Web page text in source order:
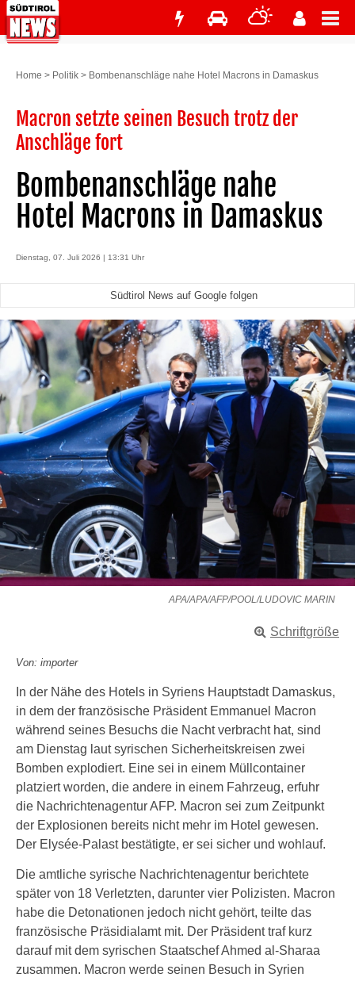
Home > Politik > Bombenanschläge nahe Hotel Macrons in Damaskus
Macron setzte seinen Besuch trotz der
Anschläge fort
Bombenanschläge nahe
Hotel Macrons in Damaskus
Dienstag, 07. Juli 2026 | 13:31 Uhr
Südtirol News auf Google folgen
APA/APA/AFP/POOL/LUDOVIC MARIN
Schriftgröße
Von: importer
In der Nähe des Hotels in Syriens Hauptstadt Damaskus,
in dem der französische Präsident Emmanuel Macron
während seines Besuchs die Nacht verbracht hat, sind
am Dienstag laut syrischen Sicherheitskreisen zwei
Bomben explodiert. Eine sei in einem Müllcontainer
platziert worden, die andere in einem Fahrzeug, erfuhr
die Nachrichtenagentur AFP. Macron sei zum Zeitpunkt
der Explosionen bereits nicht mehr im Hotel gewesen.
Der Elysée-Palast bestätigte, er sei sicher und wohlauf.
Die amtliche syrische Nachrichtenagentur berichtete
später von 18 Verletzten, darunter vier Polizisten. Macron
habe die Detonationen jedoch nicht gehört, teilte das
französische Präsidialamt mit. Der Präsident traf kurz
darauf mit dem syrischen Staatschef Ahmed al-Sharaa
zusammen. Macron werde seinen Besuch in Syrien